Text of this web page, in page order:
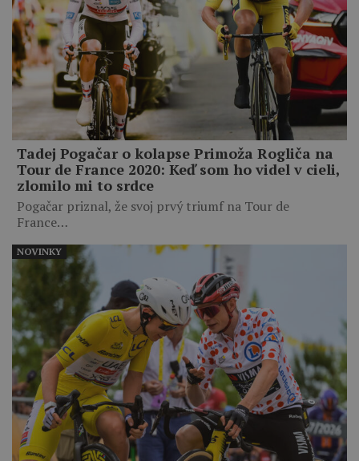
Tadej Pogačar o kolapse Primoža Rogliča na
Tour de France 2020: Keď som ho videl v cieli,
zlomilo mi to srdce
Pogačar priznal, že svoj prvý triumf na Tour de
France…
NOVINKY